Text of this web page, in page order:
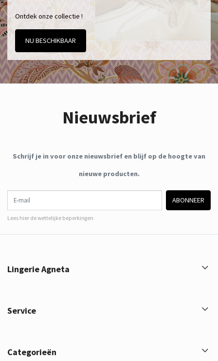
Ontdek onze collectie !
NU BESCHIKBAAR
Nieuwsbrief
Schrijf je in voor onze nieuwsbrief en blijf op de hoogte van
nieuwe producten.
ABONNEER
Lees hier de wettelijke beperkingen
Lingerie Agneta
Service
Categorieën